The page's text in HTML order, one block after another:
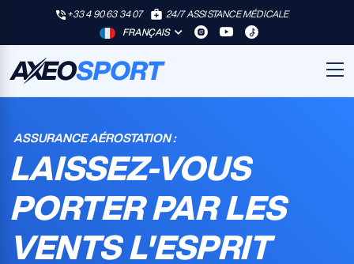
+33 4 90 63 34 07
24/7 ASSISTANCE MÉDICALE
FRANÇAIS
ASSURANCE AÉROSTATION :
LAISSEZ-VOUS
PORTER PAR LES
VENTS L'ESPRIT